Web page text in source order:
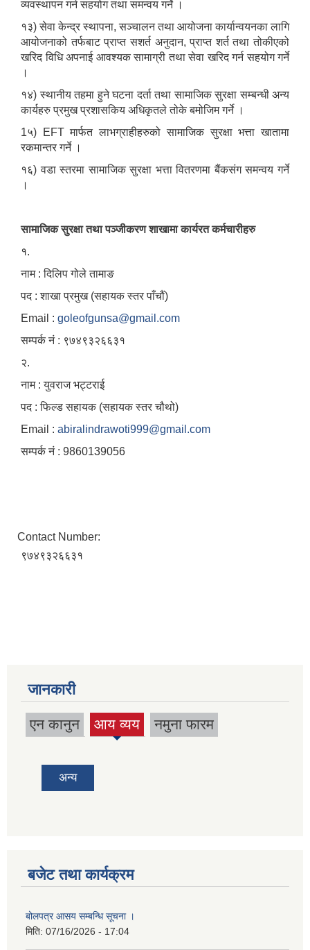
व्यवस्थापन गर्न सहयोग तथा समन्वय गर्ने ।
१३) सेवा केन्द्र स्थापना, सञ्चालन तथा आयोजना कार्यान्वयनका लागि
आयोजनाको तर्फबाट प्राप्त सशर्त अनुदान, प्राप्त शर्त तथा तोकीएको
खरिद विधि अपनाई आवश्यक सामाग्री तथा सेवा खरिद गर्न सहयोग गर्ने
।
१४) स्थानीय तहमा हुने घटना दर्ता तथा सामाजिक सुरक्षा सम्बन्धी अन्य
कार्यहरु प्रमुख प्रशासकिय अधिकृतले तोके बमोजिम गर्ने ।
1५) EFT मार्फत लाभग्राहीहरुको सामाजिक सुरक्षा भत्ता खातामा
रकमान्तर गर्ने ।
१६) वडा स्तरमा सामाजिक सुरक्षा भत्ता वितरणमा बैंकसंग समन्वय गर्ने
।
सामाजिक सुरक्षा तथा पञ्जीकरण शाखामा कार्यरत कर्मचारीहरु
१.
नाम : दिलिप गोले तामाङ
पद : शाखा प्रमुख (सहायक स्तर पाँचौं)
Email : goleofgunsa@gmail.com
सम्पर्क नं : ९७४९३२६६३१
२.
नाम : युवराज भट्टराई
पद : फिल्ड सहायक (सहायक स्तर चौथो)
Email : abiralindrawoti999@gmail.com
सम्पर्क नं : 9860139056
Contact Number:
९७४९३२६६३१
जानकारी
एन कानुन आय व्यय
(active
नमुना फारम
अन्य
बजेट तथा कार्यक्रम
बोलपत्र आसय सम्बन्धि सूचना ।
मिति: 07/16/2026 - 17:04